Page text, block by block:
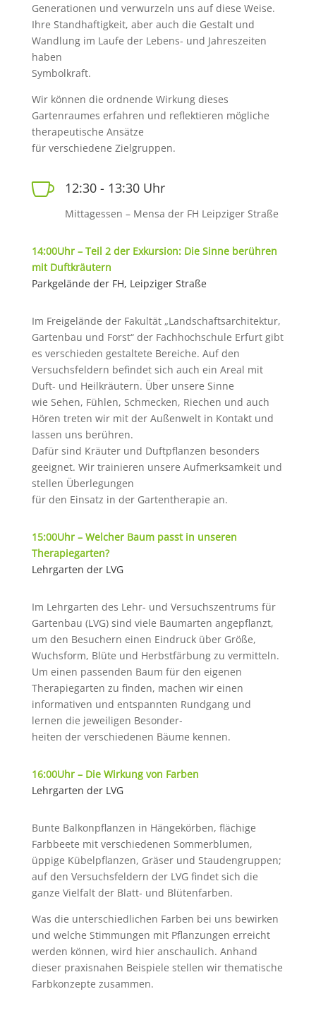
Generationen und verwurzeln uns auf diese Weise.
Ihre Standhaftigkeit, aber auch die Gestalt und
Wandlung im Laufe der Lebens- und Jahreszeiten
haben
Symbolkraft.
Wir können die ordnende Wirkung dieses
Gartenraumes erfahren und reflektieren mögliche
therapeutische Ansätze
für verschiedene Zielgruppen.
 12:30 - 13:30 Uhr
Mittagessen – Mensa der FH Leipziger Straße
14:00Uhr – Teil 2 der Exkursion: Die Sinne berühren
mit Duftkräutern
Parkgelände der FH, Leipziger Straße
Im Freigelände der Fakultät „Landschaftsarchitektur,
Gartenbau und Forst“ der Fachhochschule Erfurt gibt
es verschieden gestaltete Bereiche. Auf den
Versuchsfeldern befindet sich auch ein Areal mit
Duft- und Heilkräutern. Über unsere Sinne
wie Sehen, Fühlen, Schmecken, Riechen und auch
Hören treten wir mit der Außenwelt in Kontakt und
lassen uns berühren.
Dafür sind Kräuter und Duftpflanzen besonders
geeignet. Wir trainieren unsere Aufmerksamkeit und
stellen Überlegungen
für den Einsatz in der Gartentherapie an.
15:00Uhr – Welcher Baum passt in unseren
Therapiegarten?
Lehrgarten der LVG
Im Lehrgarten des Lehr- und Versuchszentrums für
Gartenbau (LVG) sind viele Baumarten angepflanzt,
um den Besuchern einen Eindruck über Größe,
Wuchsform, Blüte und Herbstfärbung zu vermitteln.
Um einen passenden Baum für den eigenen
Therapiegarten zu finden, machen wir einen
informativen und entspannten Rundgang und
lernen die jeweiligen Besonder-
heiten der verschiedenen Bäume kennen.
16:00Uhr – Die Wirkung von Farben
Lehrgarten der LVG
Bunte Balkonpflanzen in Hängekörben, flächige
Farbbeete mit verschiedenen Sommerblumen,
üppige Kübelpflanzen, Gräser und Staudengruppen;
auf den Versuchsfeldern der LVG findet sich die
ganze Vielfalt der Blatt- und Blütenfarben.
Was die unterschiedlichen Farben bei uns bewirken
und welche Stimmungen mit Pflanzungen erreicht
werden können, wird hier anschaulich. Anhand
dieser praxisnahen Beispiele stellen wir thematische
Farbkonzepte zusammen.